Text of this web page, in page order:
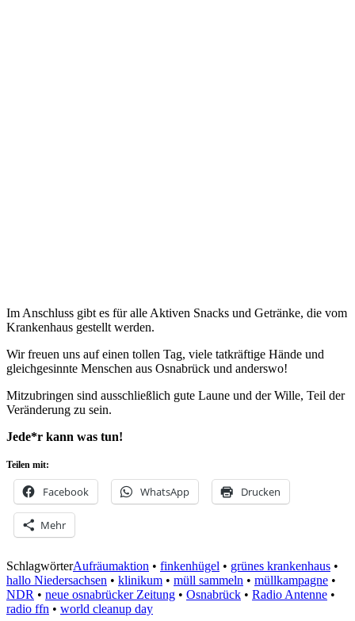
Im Anschluss gibt es für alle Aktiven Snacks und Getränke, die vom
Krankenhaus gestellt werden.
Wir freuen uns auf einen tollen Tag, viele tatkräftige Hände und
gleichgesinnte Menschen aus Osnabrück und anderswo!
Mitzubringen sind ausschließlich gute Laune und der Wille, Teil der
Veränderung zu sein.
Jede*r kann was tun!
Teilen mit:
Facebook WhatsApp Drucken
Mehr
SchlagwörterAufräumaktion • finkenhügel • grünes krankenhaus •
hallo Niedersachsen • klinikum • müll sammeln • müllkampagne •
NDR • neue osnabrücker Zeitung • Osnabrück • Radio Antenne •
radio ffn • world cleanup day